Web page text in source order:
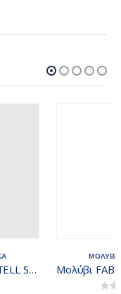
ΜΟΛΥΒΙΑ
Μολύβι FABER CASTELL Sparkle B μωβ 118204